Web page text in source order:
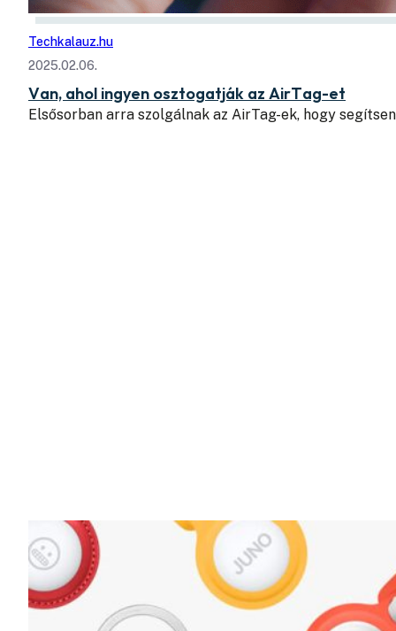
Techkalauz.hu
2025.02.06.
Van, ahol ingyen osztogatják az AirTag-et
Elsősorban arra szolgálnak az AirTag-ek, hogy